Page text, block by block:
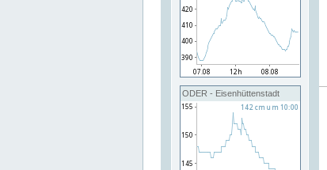
ODER - Eisenhüttenstadt